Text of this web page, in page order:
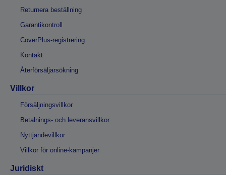
Returnera beställning
Garantikontroll
CoverPlus-registrering
Kontakt
Återförsäljarsökning
Villkor
Försäljningsvillkor
Betalnings- och leveransvillkor
Nyttjandevillkor
Villkor för online-kampanjer
Juridiskt